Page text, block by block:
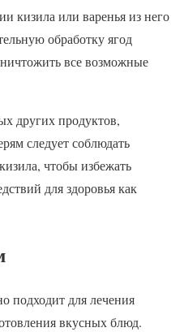
кизила или варенья из него
обработку ягод
все возможные
других продуктов,
следует соблюдать
чтобы избежать
для здоровья как
подходит для лечения
вкусных блюд.